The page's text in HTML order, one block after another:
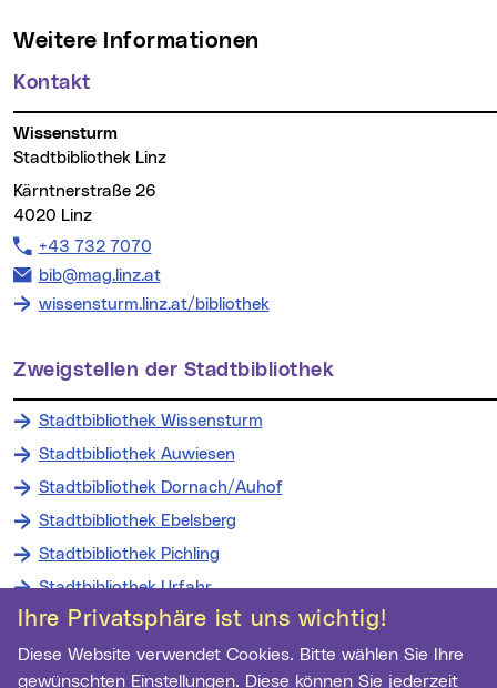
Ihre Privatsphäre ist uns wichtig!
Diese Website verwendet Cookies. Bitte wählen Sie Ihre
gewünschten Einstellungen. Diese können Sie jederzeit
Weitere Informationen
Kontakt
Wissensturm
Stadtbibliothek Linz
Kärntnerstraße 26
4020 Linz
Telefon:
+43 732 7070
E-Mail Adresse:
bib@mag.linz.at
wissensturm.linz.at/bibliothek
Zweigstellen der Stadtbibliothek
Stadtbibliothek Wissensturm
Stadtbibliothek Auwiesen
Stadtbibliothek Dornach/Auhof
Stadtbibliothek Ebelsberg
Stadtbibliothek Pichling
Stadtbibliothek Urfahr
Wichtige Links